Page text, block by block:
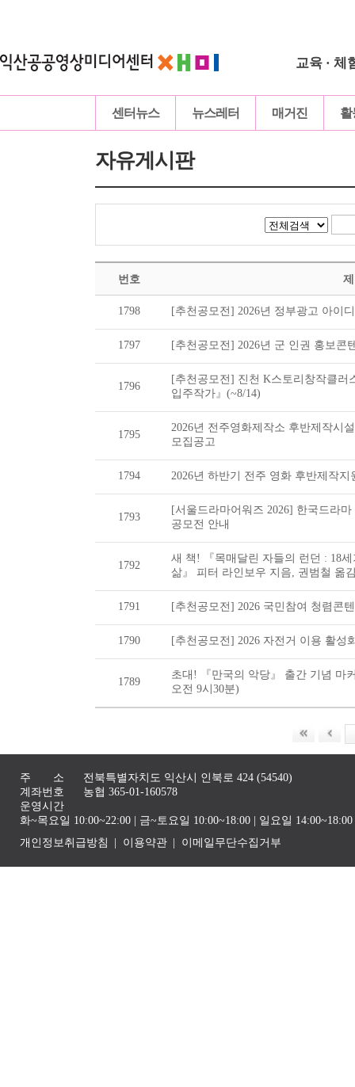
교육 · 체
센터뉴스 뉴스레터 매거진 활
자유게시판
번호
1798 [추천공모전] 2026년 정부광고 아이
1797 [추천공모전] 2026년 군 인권 홍보콘
1796
[추천공모전] 진천 K스토리창작클러
입주작가』(~8/14)
1795
2026년 전주영화제작소 후반제작시
모집공고
1794 2026년 하반기 전주 영화 후반제작지
1793
[서울드라마어워즈 2026] 한국드라
공모전 안내
1792
새 책! 『목매달린 자들의 런던 : 18
삶』 피터 라인보우 지음, 권범철 옮
1791 [추천공모전] 2026 국민참여 청렴콘
1790 [추천공모전] 2026 자전거 이용 활성
1789
초대! 『만국의 악당』 출간 기념 마
오전 9시30분)
주 소
전북특별자치도 익산시 인북로 424 (54540)
계좌번호
농협 365-01-160578
운영시간
화~목요일 10:00~22:00 | 금~토요일 10:00~18:00 | 일요일
개인정보취급방침
이용약관 이메일무단수집거부